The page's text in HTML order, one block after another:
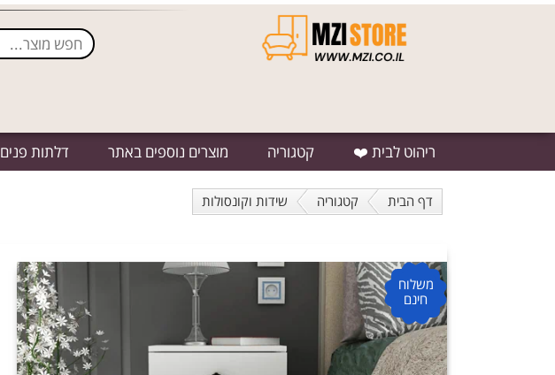
ריהוט לבית ❤️ קטגוריה מוצרים נוספים באתר דלתות פנים
דף הבית קטגוריה שידות וקונסולות
משלוח
חינם